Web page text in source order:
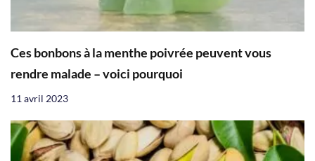
Ces bonbons à la menthe poivrée peuvent vous
rendre malade – voici pourquoi
11 avril 2023